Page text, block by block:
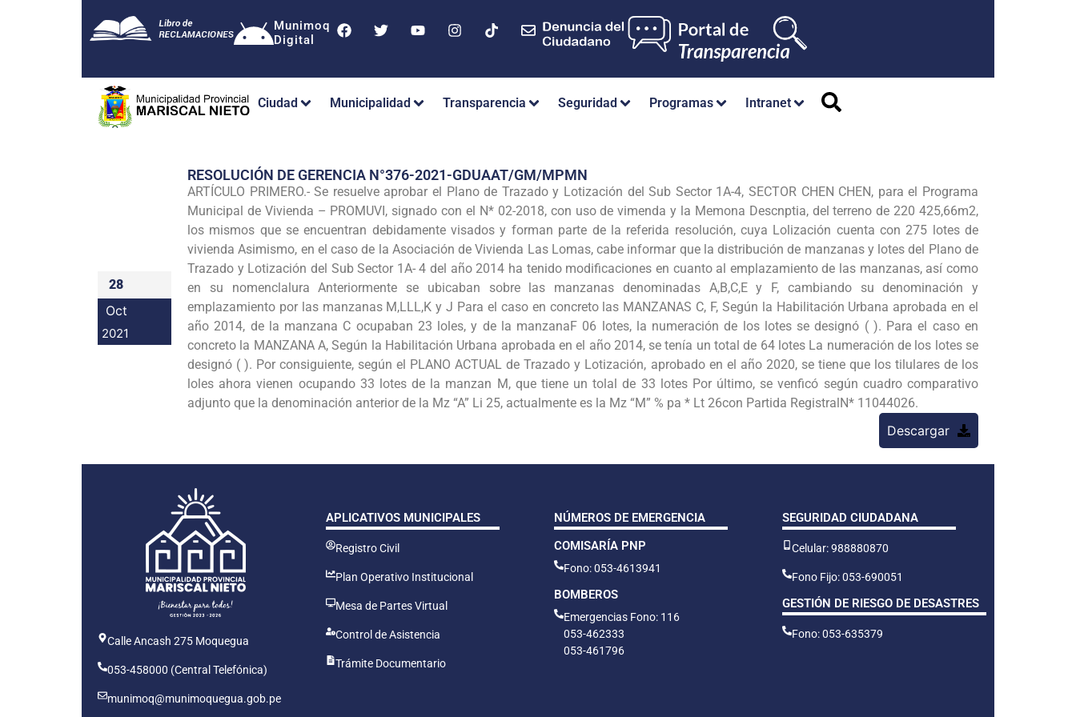
Munimoq
Digital
Ciudad Municipalidad Transparencia Seguridad Programas Intranet
28
Oct
2021
RESOLUCIÓN DE GERENCIA N°376-2021-GDUAAT/GM/MPMN
ARTÍCULO PRIMERO.- Se resuelve aprobar el Plano de Trazado y Lotización del Sub Sector 1A-4, SECTOR CHEN CHEN, para el Programa
Municipal de Vivienda – PROMUVI, signado con el N* 02-2018, con uso de vimenda y la Memona Descnptia, del terreno de 220 425,66m2,
los mismos que se encuentran debidamente visados y forman parte de la referida resolución, cuya Lolización cuenta con 275 lotes de
vivienda Asimismo, en el caso de la Asociación de Vivienda Las Lomas, cabe informar que la distribución de manzanas y lotes del Plano de
Trazado y Lotización del Sub Sector 1A- 4 del año 2014 ha tenido modificaciones en cuanto al emplazamiento de las manzanas, así como
en su nomenclalura Anteriormente se ubicaban sobre las manzanas denominadas A,B,C,E y F, cambiando su denominación y
emplazamiento por las manzanas M,LLL,K y J Para el caso en concreto las MANZANAS C, F, Según la Habilitación Urbana aprobada en el
año 2014, de la manzana C ocupaban 23 loles, y de la manzanaF 06 lotes, la numeración de los lotes se designó ( ). Para el caso en
concreto la MANZANA A, Según la Habilitación Urbana aprobada en el año 2014, se tenía un total de 64 lotes La numeración de los lotes se
designó ( ). Por consiguiente, según el PLANO ACTUAL de Trazado y Lotización, aprobado en el año 2020, se tiene que los tilulares de los
loles ahora vienen ocupando 33 lotes de la manzan M, que tiene un tolal de 33 lotes Por último, se venficó según cuadro comparativo
adjunto que la denominación anterior de la Mz “A” Li 25, actualmente es la Mz “M” % pa * Lt 26con Partida RegistralN* 11044026.
Descargar
Calle Ancash 275 Moquegua
053-458000 (Central Telefónica)
munimoq@munimoquegua.gob.pe
APLICATIVOS MUNICIPALES
Registro Civil
Plan Operativo Institucional
Mesa de Partes Virtual
Control de Asistencia
Trámite Documentario
NÚMEROS DE EMERGENCIA
COMISARÍA PNP
Fono: 053-4613941
BOMBEROS
Emergencias Fono: 116
053-462333
053-461796
SEGURIDAD CIUDADANA
Celular: 988880870
Fono Fijo: 053-690051
GESTIÓN DE RIESGO DE DESASTRES
Fono: 053-635379